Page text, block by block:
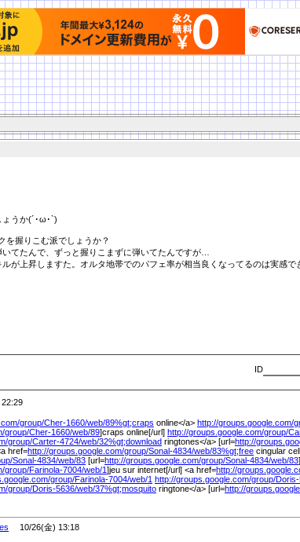
ょうか(´･ω･`)
を握りこむ派でしょうか？
てたんで、ずっと握りこまずに弾いてたんですが…
が上昇しますた。オルタ地帯でのパフェ率が相当良くなってるのは実感
ID
group/Cher-1660/web/89%gt;craps online</a> http://groups.google.com/
group/Cher-1660/web/89]craps online[/url] http://groups.google.com/group/
group/Carter-4724/web/32%gt;download ringtones</a> [url=http://
href=http://groups.google.com/group/Sonal-4834/web/83%gt;free cingular
Sonal-4834/web/83 [url=http://groups.google.com/group/Sonal-4834/web/83
group/Farinola-7004/web/1]jeu sur internet[/url] <a href=http://
group/Farinola-7004/web/1 http://groups.google.com/group/
group/Doris-5636/web/37%gt;mosquito ringtone</a> [url=http://
10/26(金) 13:18